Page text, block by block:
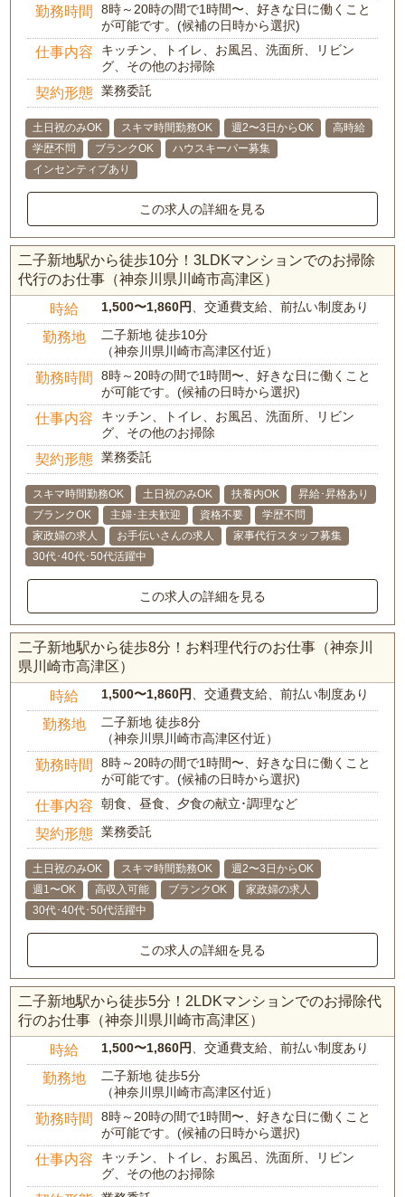
勤務時間
8時～20時の間で1時間〜、好きな日に働くこと
が可能です。(候補の日時から選択)
仕事内容
キッチン、トイレ、お風呂、洗面所、リビン
グ、その他のお掃除
契約形態 業務委託
土日祝のみOK スキマ時間勤務OK 週2〜3日からOK
高時給
学歴不問
ブランクOK
ハウスキーパー募集
インセンティブあり
この求人の詳細を見る
二子新地駅から徒歩10分！3LDKマンションでのお掃除
代行のお仕事（神奈川県川崎市高津区）
時給 1,500〜1,860円 、交通費支給、前払い制度あり
勤務地
二子新地 徒歩10分
（神奈川県川崎市高津区付近）
勤務時間
8時～20時の間で1時間〜、好きな日に働くこと
が可能です。(候補の日時から選択)
仕事内容
キッチン、トイレ、お風呂、洗面所、リビン
グ、その他のお掃除
契約形態 業務委託
スキマ時間勤務OK 土日祝のみOK 扶養内OK
昇給･昇格あり
ブランクOK
主婦･主夫歓迎 資格不要
学歴不問
家政婦の求人
お手伝いさんの求人
家事代行スタッフ募集
30代･40代･50代活躍中
この求人の詳細を見る
二子新地駅から徒歩8分！お料理代行のお仕事（神奈川
県川崎市高津区）
時給 1,500〜1,860円 、交通費支給、前払い制度あり
勤務地
二子新地 徒歩8分
（神奈川県川崎市高津区付近）
勤務時間
8時～20時の間で1時間〜、好きな日に働くこと
が可能です。(候補の日時から選択)
仕事内容 朝食、昼食、夕食の献立･調理など
契約形態 業務委託
土日祝のみOK スキマ時間勤務OK
週2〜3日からOK
週1〜OK
高収入可能 ブランクOK
家政婦の求人
30代･40代･50代活躍中
この求人の詳細を見る
二子新地駅から徒歩5分！2LDKマンションでのお掃除代
行のお仕事（神奈川県川崎市高津区）
時給 1,500〜1,860円 、交通費支給、前払い制度あり
勤務地
二子新地 徒歩5分
（神奈川県川崎市高津区付近）
勤務時間
8時～20時の間で1時間〜、好きな日に働くこと
が可能です。(候補の日時から選択)
仕事内容
キッチン、トイレ、お風呂、洗面所、リビン
グ、その他のお掃除